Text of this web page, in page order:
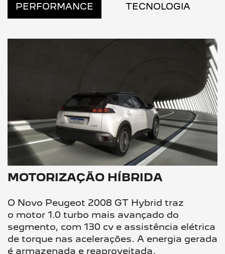
PERFORMANCE TECNOLOGIA
MOTORIZAÇÃO HÍBRIDA
O Novo Peugeot 2008 GT Hybrid traz
o motor 1.0 turbo mais avançado do
segmento, com 130 cv e assistência elétrica
de torque nas acelerações. A energia gerada
é armazenada e reaproveitada,